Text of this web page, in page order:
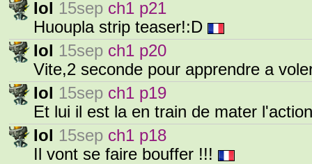
Iol 15sep ch1 p21
Huoupla strip teaser!:D
Iol 15sep ch1 p20
Vite,2 seconde pour apprendre a
Iol 15sep ch1 p19
Et lui il est la en train de mater
Iol 15sep ch1 p18
Il vont se faire bouffer !!!